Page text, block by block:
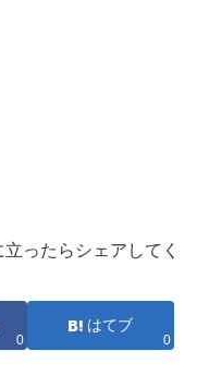
ったらシェアしてく
0
はてブ
0